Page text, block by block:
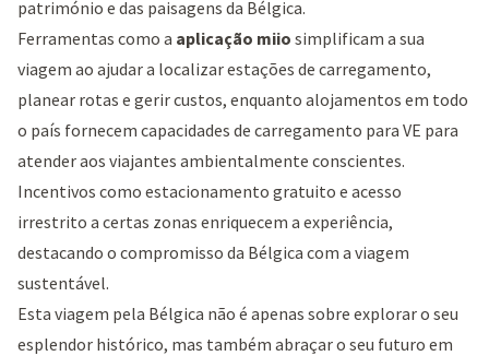
património e das paisagens da Bélgica.
Ferramentas como a aplicação miio simplificam a sua
viagem ao ajudar a localizar estações de carregamento,
planear rotas e gerir custos, enquanto alojamentos em todo
o país fornecem capacidades de carregamento para VE para
atender aos viajantes ambientalmente conscientes.
Incentivos como estacionamento gratuito e acesso
irrestrito a certas zonas enriquecem a experiência,
destacando o compromisso da Bélgica com a viagem
sustentável.
Esta viagem pela Bélgica não é apenas sobre explorar o seu
esplendor histórico, mas também abraçar o seu futuro em